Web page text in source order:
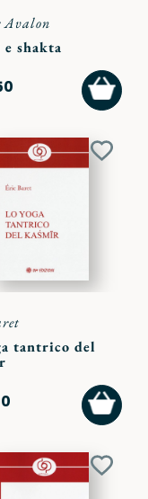
shakta
AL
tantrico del
AL